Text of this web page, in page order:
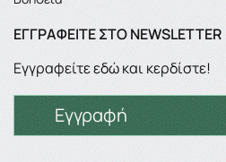
ΕΓΓΡΑΦΕΊΤΕ ΣΤΟ NEWSLETTER
Εγγραφείτε εδώ και κερδίστε!
Εγγραφή